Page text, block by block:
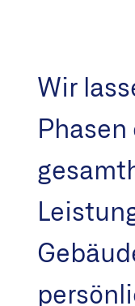
Wir